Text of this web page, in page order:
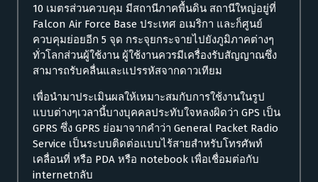
10 เมตรส่วนควบคุม มีสถานีภาคพื้นดิน สถานีใหญ่อยู่ที่
Falcon Air Force Base ประเทศ อเมริกา และก็ศูนย์
ควบคุมย่อยอีก 5 จุด กระจุยกระจายไปยังภูมิภาคต่างๆ
ทั่วโลกส่วนผู้ใช้งาน ผู้ใช้งานควรมีเครื่องรับสัญญาณซึ่ง
สามารถรับคลื่นและแปรรหัสจากดาวเทียม
เพื่อนำมาประเมินผลให้เหมาะสมกับการใช้งานในรูป
แบบต่างๆเวลานี้บางบุคคลประทับใจหลงผิดว่า GPS เป็น
GPRS ซึ่ง GPRS ย่อมาจากคำว่า General Packet Radio
Service เป็นระบบติดต่อแบบไร้สายสำหรับโทรศัพท์
เคลื่อนที่ หรือ PDA หรือ notebook เพื่อเชื่อมต่อกับ
internetกลับ